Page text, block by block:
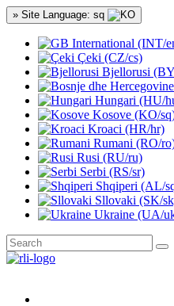
» Site Language: sq
International (INT/
Çeki (CZ/cs)
Bjellorusi
Hungari (HU/
Kosove (KO/
Kroaci (HR/hr)
Rumani (RO/
Rusi (RU/ru)
Serbi (RS/sr)
Shqiperi (AL/
Sllovaki (SK/
Ukraine (UA/